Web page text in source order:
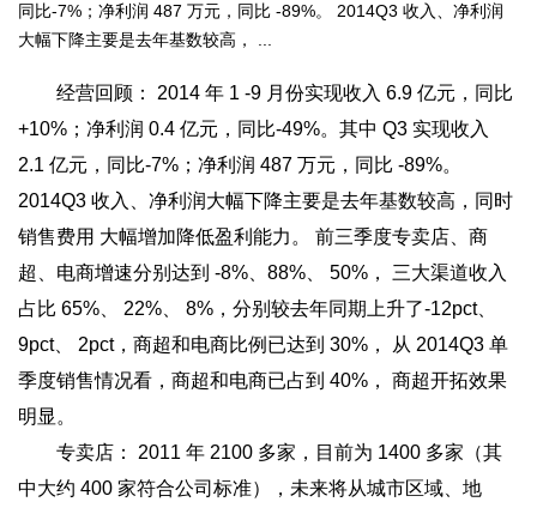
同比-7%；净利润 487 万元，同比 -89%。 2014Q3 收入、净利润
大幅下降主要是去年基数较高， ...
经营回顾： 2014 年 1 -9 月份实现收入 6.9 亿元，同比
+10%；净利润 0.4 亿元，同比-49%。其中 Q3 实现收入
2.1 亿元，同比-7%；净利润 487 万元，同比 -89%。
2014Q3 收入、净利润大幅下降主要是去年基数较高，同时
销售费用 大幅增加降低盈利能力。 前三季度专卖店、商
超、电商增速分别达到 -8%、88%、 50%， 三大渠道收入
占比 65%、 22%、 8%，分别较去年同期上升了-12pct、
9pct、 2pct，商超和电商比例已达到 30%， 从 2014Q3 单
季度销售情况看，商超和电商已占到 40%， 商超开拓效果
明显。
专卖店： 2011 年 2100 多家，目前为 1400 多家（其
中大约 400 家符合公司标准），未来将从城市区域、地